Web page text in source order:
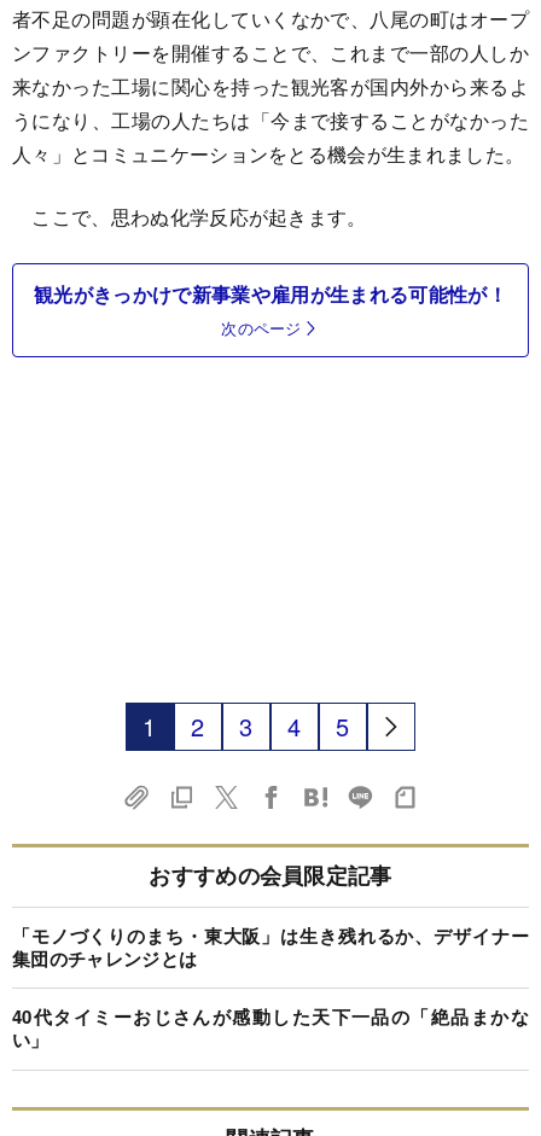
者不足の問題が顕在化していくなかで、八尾の町はオープ
ンファクトリーを開催することで、これまで一部の人しか
来なかった工場に関心を持った観光客が国内外から来るよ
うになり、工場の人たちは「今まで接することがなかった
人々」とコミュニケーションをとる機会が生まれました。
ここで、思わぬ化学反応が起きます。
観光がきっかけで新事業や雇用が生まれる可能性が！
次のページ
1 2 3 4 5
おすすめの会員限定記事
「モノづくりのまち・東大阪」は生き残れるか、デザイナー
集団のチャレンジとは
40代タイミーおじさんが感動した天下一品の「絶品まかな
い」